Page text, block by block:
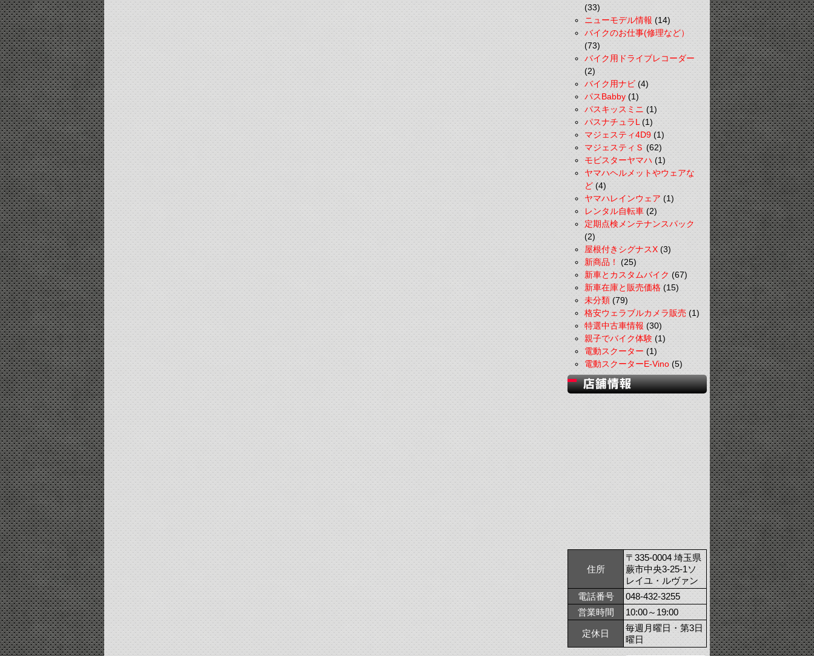
(33)
ニューモデル情報(14)
バイクのお仕事(修理など）
(73)
バイク用ドライブレコーダー
(2)
バイク用ナビ(4)
パスBabby(1)
パスキッスミニ(1)
パスナチュラL(1)
マジェスティ4D9(1)
マジェスティＳ(62)
モビスターヤマハ(1)
ヤマハヘルメットやウェアな
ど(4)
ヤマハレインウェア(1)
レンタル自転車(2)
定期点検メンテナンスパック
(2)
屋根付きシグナスX(3)
新商品！(25)
新車とカスタムバイク(67)
新車在庫と販売価格(15)
未分類(79)
格安ウェラブルカメラ販売(1)
特選中古車情報(30)
親子でバイク体験(1)
電動スクーター(1)
電動スクーターE-Vino(5)
住所
〒335-0004 埼玉県
蕨市中央3-25-1ソ
レイユ・ルヴァン
電話番号
048-432-3255
営業時間
10:00～19:00
定休日
毎週月曜日・第3日
曜日